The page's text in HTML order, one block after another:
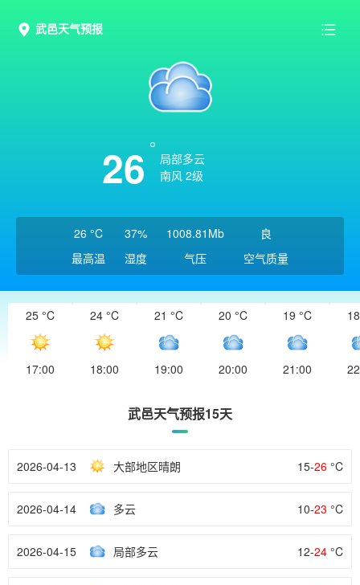
武邑天气预报
26
局部多云
南风 2级
26 °C
最高温
37%
湿度
1008.81Mb
气压
良
空气质量
25 °C
17:00
24 °C
18:00
21 °C
19:00
20 °C
20:00
19 °C
21:00
武邑天气预报15天
2026-04-13 大部地区晴朗 15-26 °C
2026-04-14 多云 10-23 °C
2026-04-15 局部多云 12-24 °C